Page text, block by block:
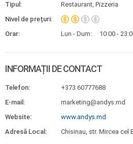
Tipul:
Restaurant, Pizzeria
Nivel de prețuri:
Orar:
Lun - Dum: 10:00 -
INFORMAȚII DE CONTACT
Telefon:
+373 60777688
E-mail:
marketing@andys.md
Website:
www.andys.md
Adresă Local:
Chisinau, str. Mircea cel